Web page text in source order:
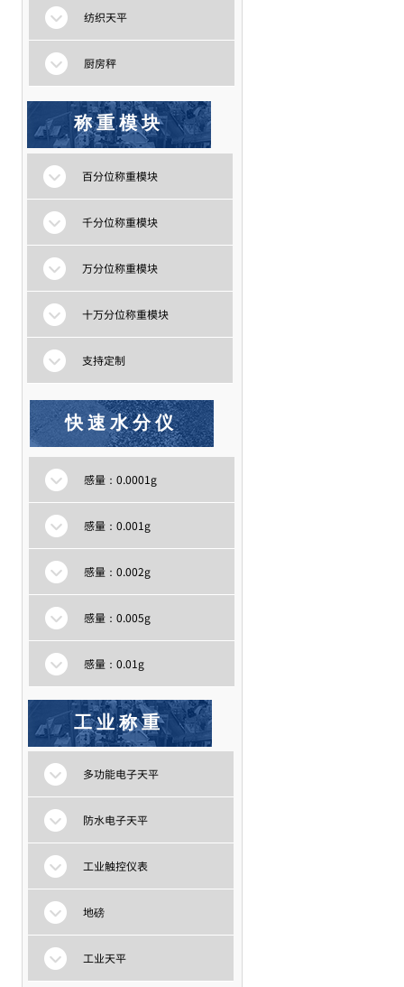
工业称重
多功能电子天平
防水电子天平
工业触控仪表
地磅
工业天平
感量：0.0001g
感量：0.001g
感量：0.002g
感量：0.005g
感量：0.01g
称重模块
百分位称重模块
千分位称重模块
万分位称重模块
十万分位称重模块
支持定制
纺织天平
厨房秤
快速水分仪